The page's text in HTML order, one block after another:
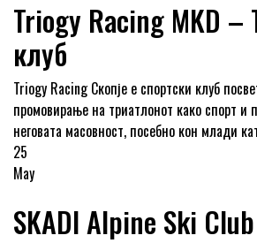
Triogy Racing MKD –
клуб
Triogy Racing Скопје е спортски клуб
промовирање на триатлонот како спорт и
неговата масовност, посебно кон млади
25
May
SKADI Alpine Ski Club